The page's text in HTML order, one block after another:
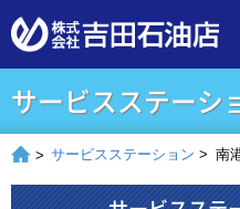
サービスステーシ
> サービスステーション > 南